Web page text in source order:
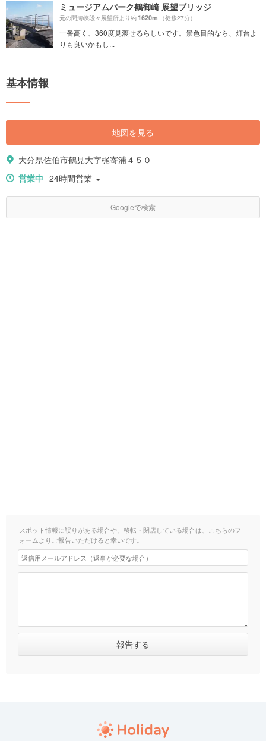
ミュージアムパーク鶴御崎 展望ブリッジ
元の間海峡段々展望所より約1620m （徒歩27分）
一番高く、360度見渡せるらしいです。景色目的なら、灯台よ
りも良いかもし...
基本情報
地図を見る
大分県佐伯市鶴見大字梶寄浦４５０
営業中 24時間営業
Googleで検索
スポット情報に誤りがある場合や、移転・閉店している場合は、こちらのフ
ォームよりご報告いただけると幸いです。